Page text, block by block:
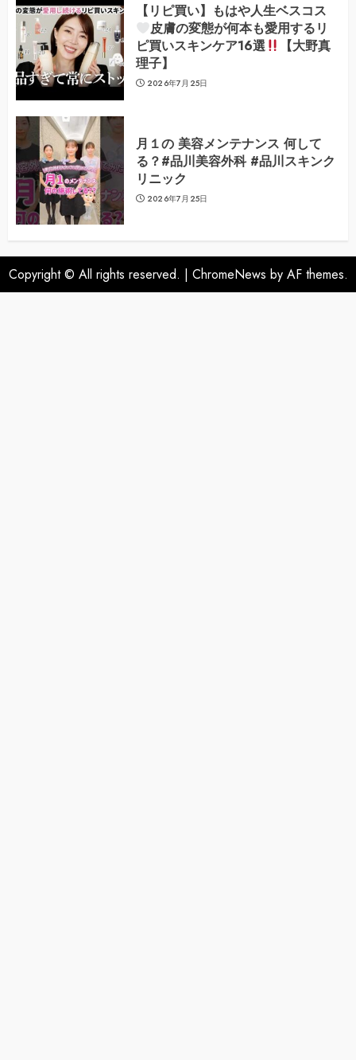
【リピ買い】もはや人生ベスコス
皮膚の変態が何本も愛用するリ
ピ買いスキンケア16選
【大野真
理子】
2026年7月25日
月１の 美容メンテナンス 何して
る？#品川美容外科 #品川スキンク
リニック
2026年7月25日
Copyright © All rights reserved. | ChromeNews by AF themes.